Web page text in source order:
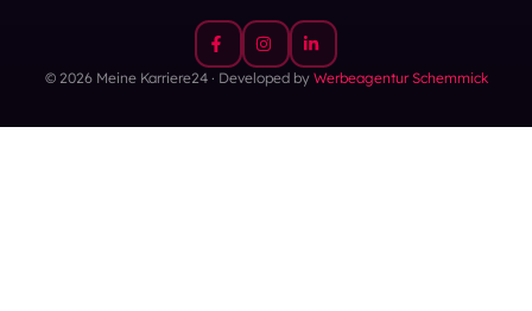
© 2026 Meine Karriere24 · Developed by Werbeagentur Schemmick